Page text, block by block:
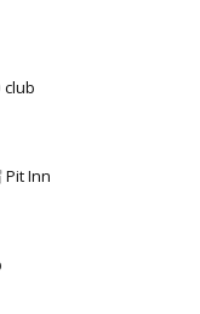
club
Pit Inn